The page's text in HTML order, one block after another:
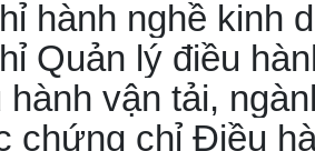
hành nghề kinh
Quản lý điều
hành vận tải,
chứng chỉ Điều